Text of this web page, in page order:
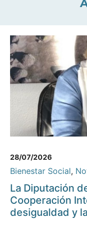
28/07/2026
Bienestar Social,
La Diputación
Cooperación
desigualdad y